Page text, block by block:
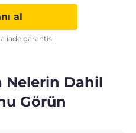
al
iade garantisi
Nelerin Dahil
Görün